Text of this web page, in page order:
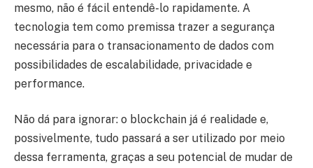
mesmo, não é fácil entendê-lo rapidamente. A
tecnologia tem como premissa trazer a segurança
necessária para o transacionamento de dados com
possibilidades de escalabilidade, privacidade e
performance.
Não dá para ignorar: o blockchain já é realidade e,
possivelmente, tudo passará a ser utilizado por meio
dessa ferramenta, graças a seu potencial de mudar de